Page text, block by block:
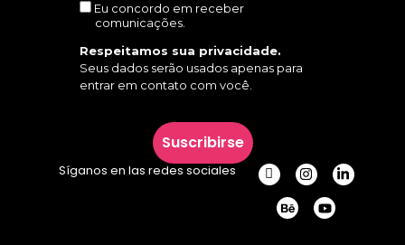
Eu concordo em receber
comunicações.
Respeitamos sua privacidade.
Seus dados serão usados apenas para
entrar em contato com você.
Suscribirse
Síganos en las redes sociales